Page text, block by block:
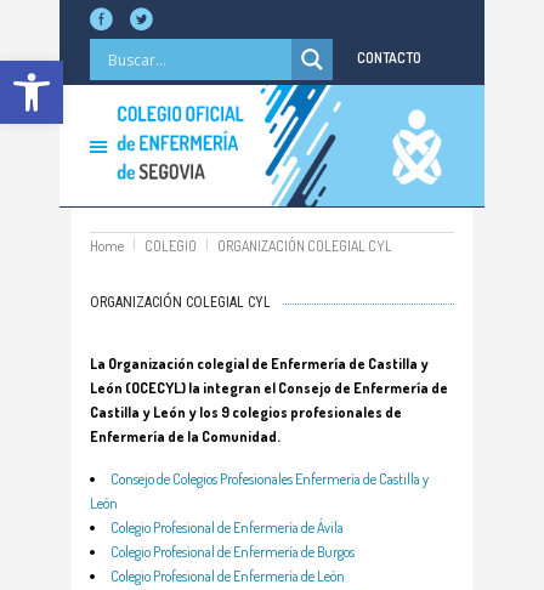
Abrir barra de herramientas CONTACTO
Home COLEGIO ORGANIZACIÓN COLEGIAL CYL
ORGANIZACIÓN COLEGIAL CYL
La Organización colegial de Enfermería de Castilla y
León (OCECYL) la integran el Consejo de Enfermería de
Castilla y León y los 9 colegios profesionales de
Enfermería de la Comunidad.
Consejo de Colegios Profesionales Enfermería de Castilla y
León
Colegio Profesional de Enfermería de Ávila
Colegio Profesional de Enfermería de Burgos
Colegio Profesional de Enfermería de León